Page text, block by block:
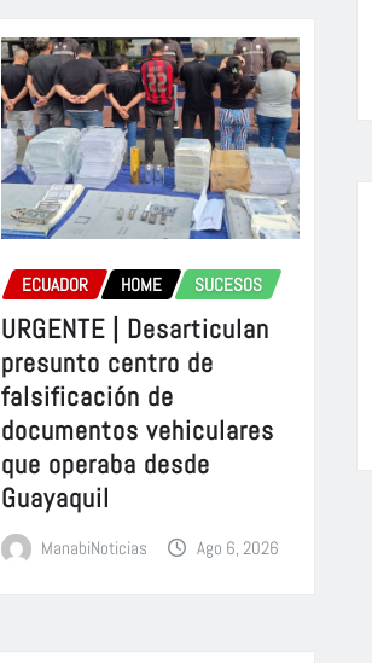
ECUADOR HOME SUCESOS
URGENTE | Desarticulan
presunto centro de
falsificación de
documentos vehiculares
que operaba desde
Guayaquil
ManabiNoticias Ago 6, 2026